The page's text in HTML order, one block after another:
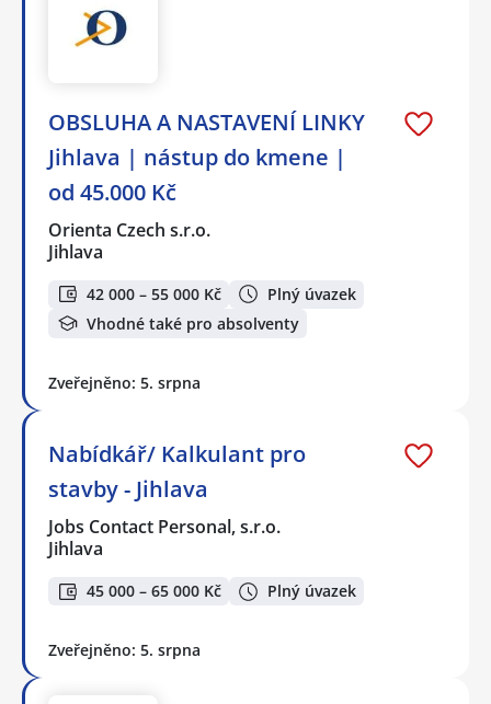
OBSLUHA A NASTAVENÍ LINKY
Jihlava | nástup do kmene |
od 45.000 Kč
Orienta Czech s.r.o.
Jihlava
42 000 – 55 000 Kč
Plný úvazek
Vhodné také pro absolventy
Zveřejněno: 5. srpna
Nabídkář/ Kalkulant pro
stavby - Jihlava
Jobs Contact Personal, s.r.o.
Jihlava
45 000 – 65 000 Kč Plný úvazek
Zveřejněno: 5. srpna